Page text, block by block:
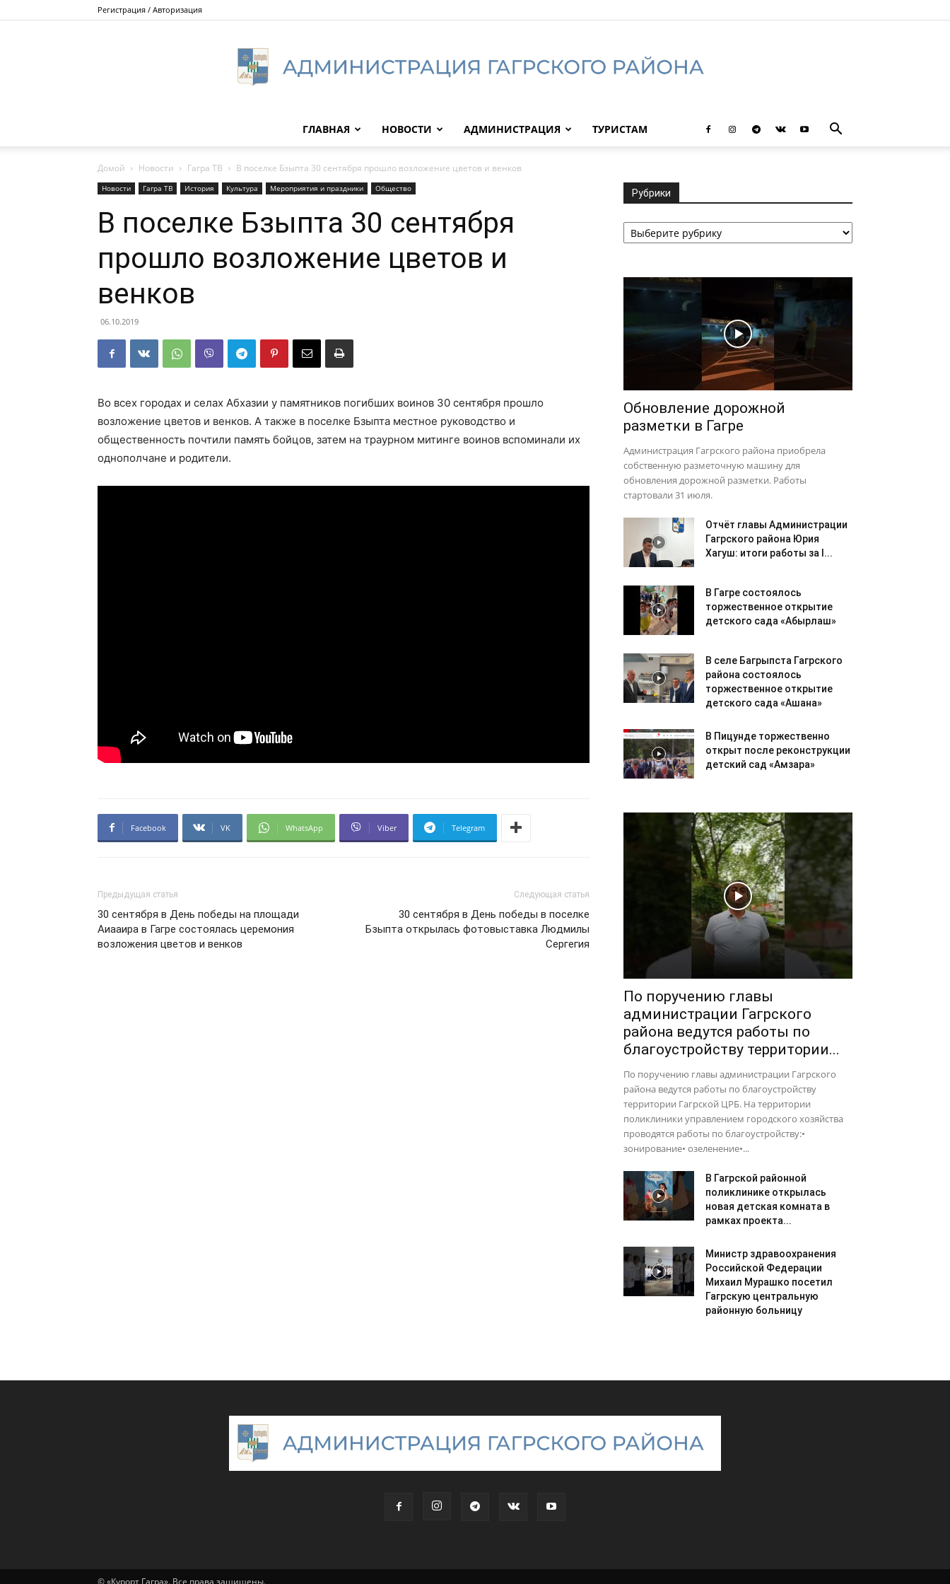
Регистрация / Авторизация
Гагрского
ГЛАВНАЯ НОВОСТИ АДМИНИСТРАЦИЯ ТУРИСТАМ
Домой Новости Гагра ТВ В поселке Бзыпта 30 сентября прошло возложение цветов и венков
Новости Гагра ТВ История Культура Мероприятия и праздники Общество
В поселке Бзыпта 30 сентября
прошло возложение цветов и
венков
06.10.2019
Во всех городах и селах Абхазии у памятников погибших воинов 30 сентября прошло
возложение цветов и венков. А также в поселке Бзыпта местное руководство и
общественность почтили память бойцов, затем на траурном митинге воинов вспоминали их
однополчане и родители.
Facebook VK WhatsApp Viber Telegram
Предыдущая статья
30 сентября в День победы на площади
Аиааира в Гагре состоялась церемония
возложения цветов и венков
Следующая статья
30 сентября в День победы в поселке
Бзыпта открылась фотовыставка Людмилы
Сергегия
Рубрики
Рубрики
Обновление дорожной
разметки в Гагре
Администрация Гагрского района приобрела
собственную разметочную машину для
обновления дорожной разметки. Работы
стартовали 31 июля.
Отчёт главы Администрации
Гагрского района Юрия
Хагуш: итоги работы за I...
В Гагре состоялось
торжественное открытие
детского сада «Абырлаш»
В селе Багрыпста Гагрского
района состоялось
торжественное открытие
детского сада «Ашана»
В Пицунде торжественно
открыт после реконструкции
детский сад «Амзара»
По поручению главы
администрации Гагрского
района ведутся работы по
благоустройству территории...
По поручению главы администрации Гагрского
района ведутся работы по благоустройству
территории Гагрской ЦРБ. На территории
поликлиники управлением городского хозяйства
проводятся работы по благоустройству:•
зонирование• озеленение•...
В Гагрской районной
поликлинике открылась
новая детская комната в
рамках проекта...
Министр здравоохранения
Российской Федерации
Михаил Мурашко посетил
Гагрскую центральную
районную больницу